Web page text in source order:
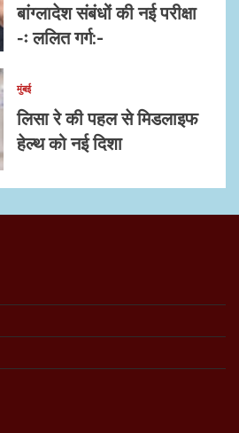
बांग्लादेश संबंधों की नई परीक्षा
-ः ललित गर्ग:-
मुंबई
लिसा रे की पहल से मिडलाइफ
हेल्थ को नई दिशा